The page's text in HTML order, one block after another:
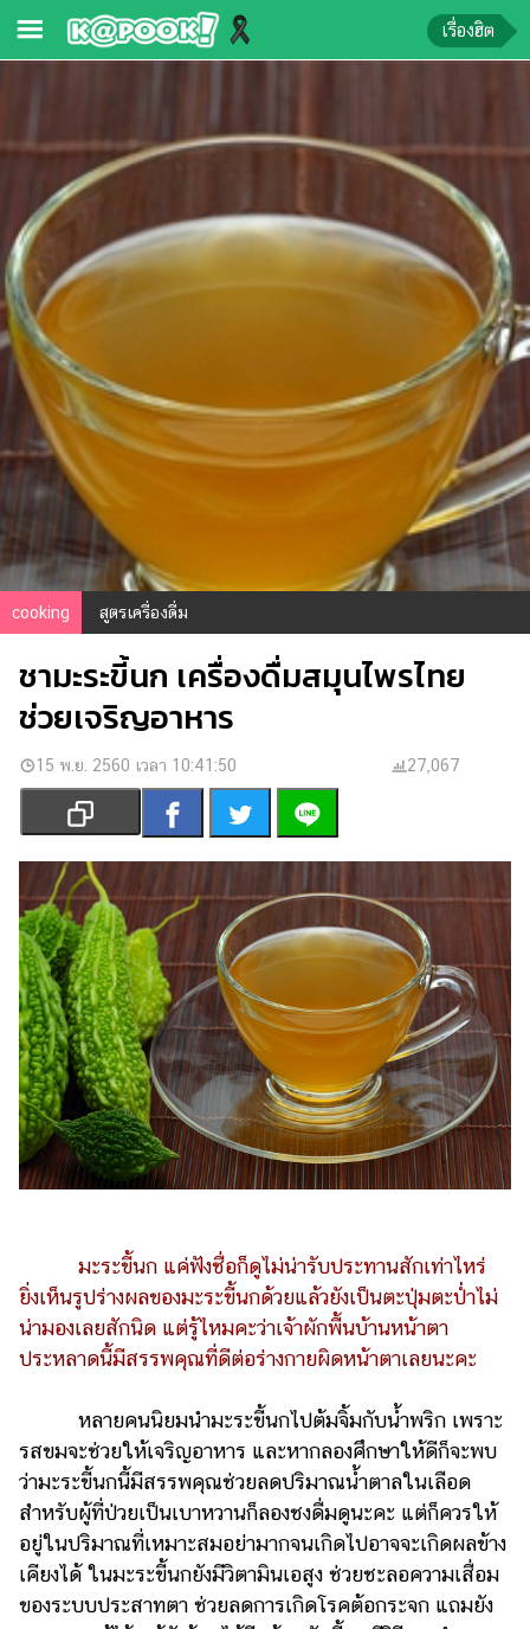
ความ
ข่าว
ข่าว
บันเทิง
ตรวจ
หวย
ผล
บอล
สด
เงิน
การ
ศึกษา
บันเทิง
รูปภาพ
ดู
หนัง
Music
Station
ละคร
บันเทิง
เกาหลี
ไลฟ์
ไตล์
ดูด
วง
ผู้
ผู้ชาย
สุขภาพ
ท่อง
อาหาร
ง่ายๆ
ช้อป
ปิ้ง
เรื่องฮิต
cooking สูตรเครื่องดื่ม
ชามะระขี้นก เครื่องดื่มสมุนไพรไทย
ช่วยเจริญอาหาร
15 พ.ย. 2560 เวลา 10:41:50 27,067
มะระขี้นก แค่ฟังชื่อก็ดูไม่น่ารับประทานสักเท่าไหร่
ยิ่งเห็นรูปร่างผลของมะระขี้นกด้วยแล้วยังเป็นตะปุ่มตะป่ำไม่
น่ามองเลยสักนิด แต่รู้ไหมคะว่าเจ้าผักพื้นบ้านหน้าตา
ประหลาดนี้มีสรรพคุณที่ดีต่อร่างกายผิดหน้าตาเลยนะคะ
หลายคนนิยมนำมะระขี้นกไปต้มจิ้มกับน้ำพริก เพราะ
รสขมจะช่วยให้เจริญอาหาร และหากลองศึกษาให้ดีก็จะพบ
ว่ามะระขี้นกนี้มีสรรพคุณช่วยลดปริมาณน้ำตาลในเลือด
สำหรับผู้ที่ป่วยเป็นเบาหวานก็ลองชงดื่มดูนะคะ แต่ก็ควรให้
อยู่ในปริมาณที่เหมาะสมอย่ามากจนเกิดไปอาจจะเกิดผลข้าง
เคียงได้ ในมะระขี้นกยังมีวิตามินเอสูง ช่วยชะลอความเสื่อม
ของระบบประสาทตา ช่วยลดการเกิดโรคต้อกระจก แถมยัง